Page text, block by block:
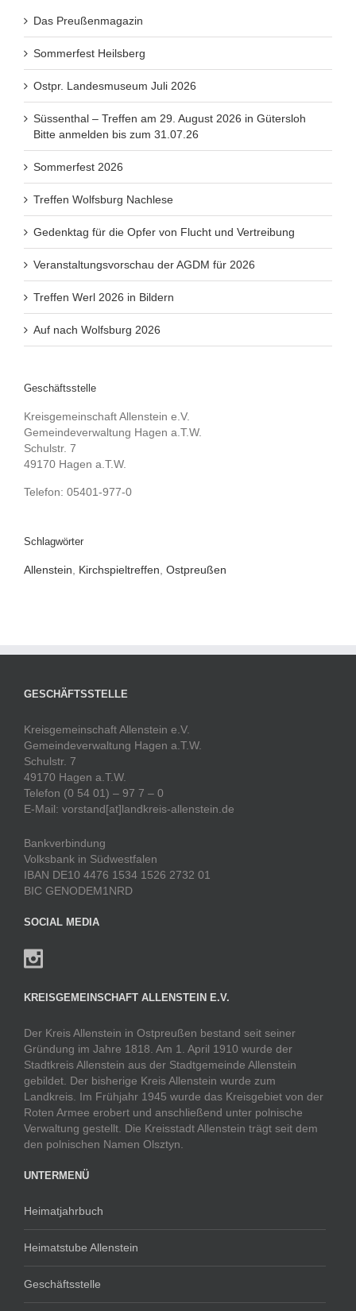
Das Preußenmagazin
Sommerfest Heilsberg
Ostpr. Landesmuseum Juli 2026
Süssenthal – Treffen am 29. August 2026 in Gütersloh
Bitte anmelden bis zum 31.07.26
Sommerfest 2026
Treffen Wolfsburg Nachlese
Gedenktag für die Opfer von Flucht und Vertreibung
Veranstaltungsvorschau der AGDM für 2026
Treffen Werl 2026 in Bildern
Auf nach Wolfsburg 2026
Geschäftsstelle
Kreisgemeinschaft Allenstein e.V.
Gemeindeverwaltung Hagen a.T.W.
Schulstr. 7
49170 Hagen a.T.W.
Telefon: 05401-977-0
Schlagwörter
Allenstein Kirchspieltreffen Ostpreußen
GESCHÄFTSSTELLE
Kreisgemeinschaft Allenstein e.V.
Gemeindeverwaltung Hagen a.T.W.
Schulstr. 7
49170 Hagen a.T.W.
Telefon (0 54 01) – 97 7 – 0
E-Mail: vorstand[at]landkreis-allenstein.de
Bankverbindung
Volksbank in Südwestfalen
IBAN DE10 4476 1534 1526 2732 01
BIC GENODEM1NRD
SOCIAL MEDIA
KREISGEMEINSCHAFT ALLENSTEIN E.V.
Der Kreis Allenstein in Ostpreußen bestand seit seiner
Gründung im Jahre 1818. Am 1. April 1910 wurde der
Stadtkreis Allenstein aus der Stadtgemeinde Allenstein
gebildet. Der bisherige Kreis Allenstein wurde zum
Landkreis. Im Frühjahr 1945 wurde das Kreisgebiet von der
Roten Armee erobert und anschließend unter polnische
Verwaltung gestellt. Die Kreisstadt Allenstein trägt seit dem
den polnischen Namen Olsztyn.
UNTERMENÜ
Heimatjahrbuch
Heimatstube Allenstein
Geschäftsstelle